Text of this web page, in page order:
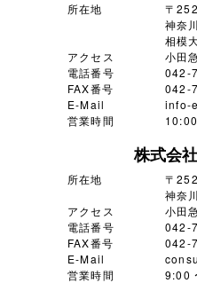
所在地
〒
神奈
相模
アクセス
小田
電話番号
042-
FAX番号
042-
E-Mail
info-
営業時間
株式会
所在地
〒
神奈
アクセス
小田
電話番号
042-
FAX番号
042-
E-Mail
営業時間
9:00